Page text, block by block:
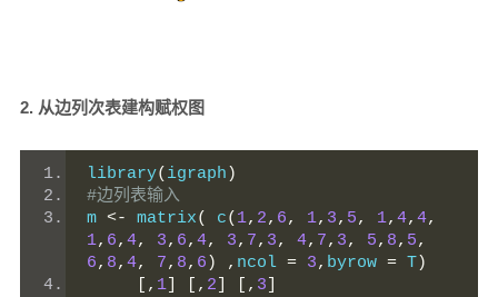
2. 从边列次表建构赋权图
library( igraph )
#边列表输入
m <- matrix( c( 1, 2, 6, 1, 3, 5, 1, 4, 4,
1, 6, 4, 3, 6, 4, 3, 7, 3, 4, 7, 3, 5, 8, 5,
6, 8, 4, 7, 8, 6 ) , ncol = 3, byrow = T)
[, 1 [, 2 [, 3